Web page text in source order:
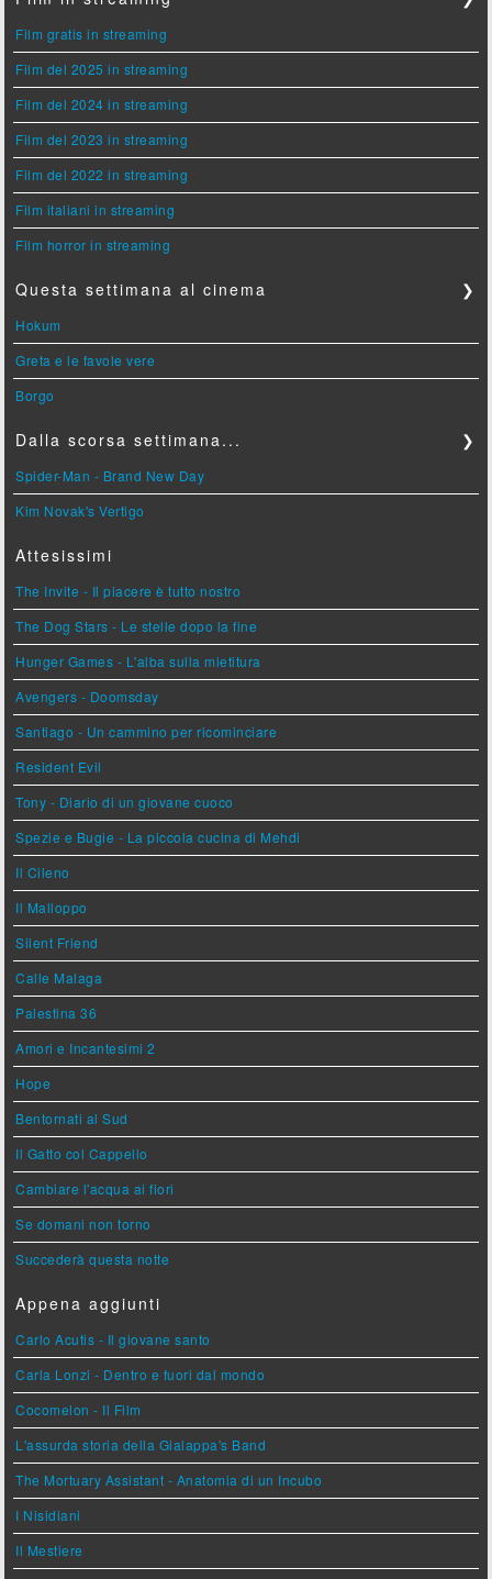
Film gratis in streaming
Film del 2025 in streaming
Film del 2024 in streaming
Film del 2023 in streaming
Film del 2022 in streaming
Film italiani in streaming
Film horror in streaming
Questa settimana al cinema ❯
Hokum
Greta e le favole vere
Borgo
Dalla scorsa settimana... ❯
Spider-Man - Brand New Day
Kim Novak's Vertigo
Attesissimi
The Invite - Il piacere è tutto nostro
The Dog Stars - Le stelle dopo la fine
Hunger Games - L'alba sulla mietitura
Avengers - Doomsday
Santiago - Un cammino per ricominciare
Resident Evil
Tony - Diario di un giovane cuoco
Spezie e Bugie - La piccola cucina di Mehdi
Il Cileno
Il Malloppo
Silent Friend
Calle Malaga
Palestina 36
Amori e Incantesimi 2
Hope
Bentornati al Sud
Il Gatto col Cappello
Cambiare l'acqua ai fiori
Se domani non torno
Succederà questa notte
Appena aggiunti
Carlo Acutis - Il giovane santo
Carla Lonzi - Dentro e fuori dal mondo
Cocomelon - Il Film
L'assurda storia della Gialappa's Band
The Mortuary Assistant - Anatomia di un Incubo
I Nisidiani
Il Mestiere